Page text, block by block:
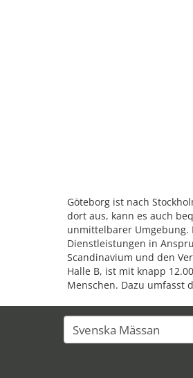
Göteborg ist nach
dort aus, kann es auch
unmittelbarer Umgebung.
Dienstleistungen in
Scandinavium und den
Halle B, ist mit knapp
Menschen. Dazu umfasst